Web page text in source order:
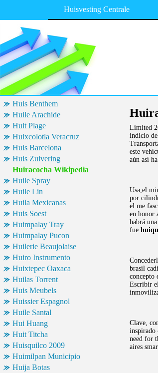
Huisvesting Centrale
Huis Benthem
Huile Arachide
Huit Plage
Huixcolotla Veracruz
Huis Barcelona
Huis Zuivering
Huiracocha Wikipedia
Huile Spray
Huile Lin
Huila Mexicanas
Huis Soest
Huimpalay Tray
Huimpalay Pucon
Huilerie Beaujolaise
Huiro Instrumento
Huixtepec Oaxaca
Huilas Torrent
Huis Meubels
Huissier Espagnol
Huile Santal
Hui Huang
Huit Titcha
Huisquilco 2009
Huimilpan Municipio
Huija Botas
Limited
indicio de
este
aún así
Usa,el
por
el me
en honor
habrá
fue
brasil
concepto
Escribir
Clave,
inspirado
need for
aires